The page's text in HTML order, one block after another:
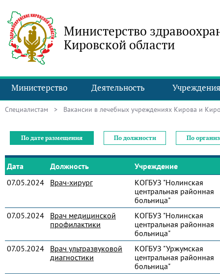
Министерство
Кировской области
Министерство Деятельность Учреждения
Специалистам > Вакансии в лечебных учреждениях Кирова и
По дате размещения По должности По
Дата Должность
Учреждение
07.05.2024
Врач-хирург
КОГБУЗ "Нолинская
центральная районная
больница"
07.05.2024
Врач медицинской
профилактики
КОГБУЗ "Нолинская
центральная районная
больница"
07.05.2024
Врач ультразвуковой
диагностики
КОГБУЗ "Уржумская
центральная районная
больница"